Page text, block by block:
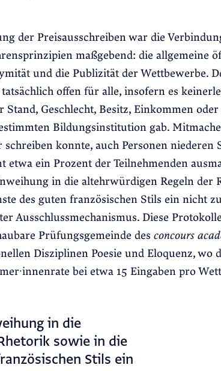
der Preisausschreiben war die
maßgebend: die allgemeine
und die Publizität der Wettbewerbe.
offen für alle, insofern es
Stand, Geschlecht, Besitz, Einkommen oder
Bildungsinstitution gab.
schreiben konnte, auch Personen niederen
etwa ein Prozent der Teilnehmenden
in die altehrwürdigen Regeln der
des guten französischen Stils ein nicht
Ausschlussmechanismus. Diese
Prüfungsgemeinde des concours
Disziplinen Poesie und Eloquenz, wo
bei etwa 15 Eingaben pro
in die
sowie in die
Stils ein